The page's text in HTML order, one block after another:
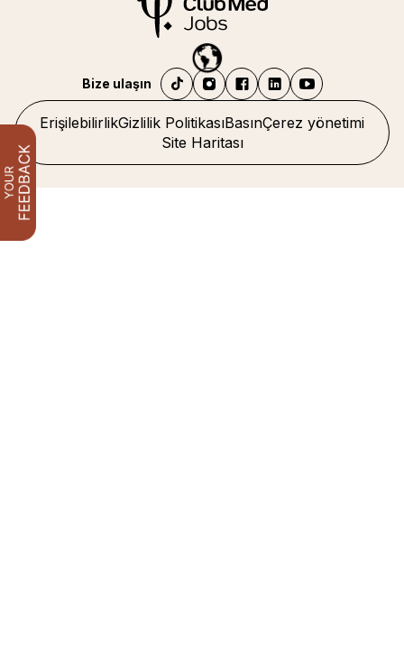
ErişilebilirlikGizlilik PolitikasıBasınÇerez yönetimi
Site Haritası
Bize ulaşın